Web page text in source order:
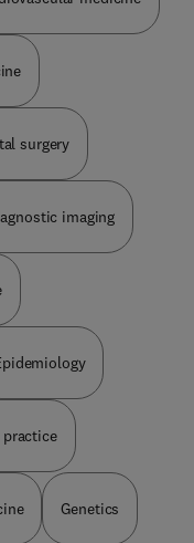
de diferentes
y prolongada
son internistas
de la anamnesis y
práctica
cada vez más
surgery
imaging
Genetics